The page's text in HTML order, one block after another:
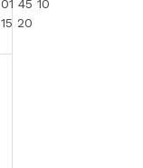
01 45 10
15 20